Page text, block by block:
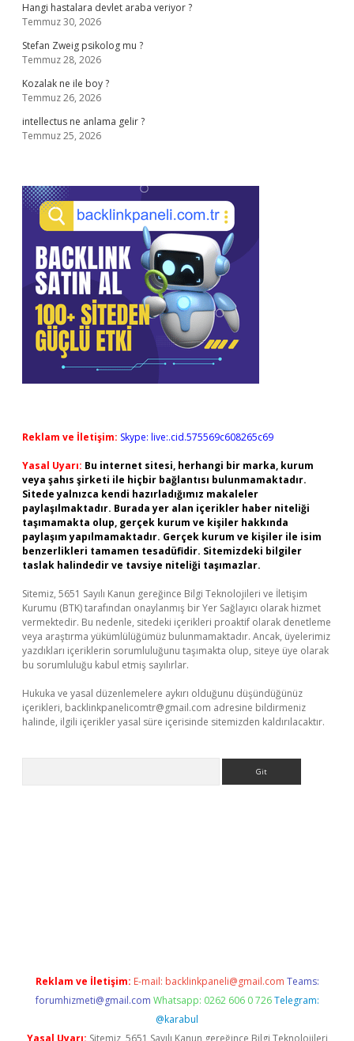
Hangi hastalara devlet araba veriyor ?
Temmuz 30, 2026
Stefan Zweig psikolog mu ?
Temmuz 28, 2026
Kozalak ne ile boy ?
Temmuz 26, 2026
intellectus ne anlama gelir ?
Temmuz 25, 2026
Reklam ve İletişim: Skype: live:.cid.575569c608265c69
Yasal Uyarı: Bu internet sitesi, herhangi bir marka, kurum
veya şahıs şirketi ile hiçbir bağlantısı bulunmamaktadır.
Sitede yalnızca kendi hazırladığımız makaleler
paylaşılmaktadır. Burada yer alan içerikler haber niteliği
taşımamakta olup, gerçek kurum ve kişiler hakkında
paylaşım yapılmamaktadır. Gerçek kurum ve kişiler ile isim
benzerlikleri tamamen tesadüfidir. Sitemizdeki bilgiler
taslak halindedir ve tavsiye niteliği taşımazlar.
Sitemiz, 5651 Sayılı Kanun gereğince Bilgi Teknolojileri ve İletişim
Kurumu (BTK) tarafından onaylanmış bir Yer Sağlayıcı olarak hizmet
vermektedir. Bu nedenle, sitedeki içerikleri proaktif olarak denetleme
veya araştırma yükümlülüğümüz bulunmamaktadır. Ancak, üyelerimiz
yazdıkları içeriklerin sorumluluğunu taşımakta olup, siteye üye olarak
bu sorumluluğu kabul etmiş sayılırlar.
Hukuka ve yasal düzenlemelere aykırı olduğunu düşündüğünüz
içerikleri, backlinkpanelicomtr@gmail.com adresine bildirmeniz
halinde, ilgili içerikler yasal süre içerisinde sitemizden kaldırılacaktır.
Reklam ve İletişim: E-mail: backlinkpaneli@gmail.com Teams:
forumhizmeti@gmail.com Whatsapp: 0262 606 0 726 Telegram:
@karabul
Yasal Uyarı: Sitemiz, 5651 Sayılı Kanun gereğince Bilgi Teknolojileri